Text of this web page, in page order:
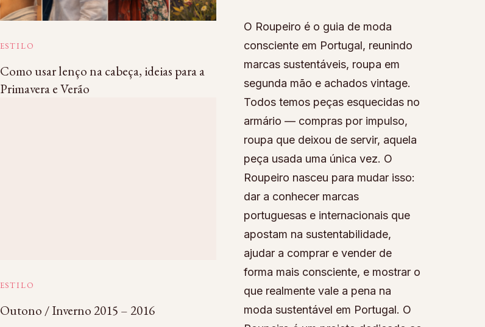
ESTILO
Como usar lenço na cabeça, ideias para a
Primavera e Verão
ESTILO
Outono / Inverno 2015 – 2016
O Roupeiro é o guia de moda
consciente em Portugal, reunindo
marcas sustentáveis, roupa em
segunda mão e achados vintage.
Todos temos peças esquecidas no
armário — compras por impulso,
roupa que deixou de servir, aquela
peça usada uma única vez. O
Roupeiro nasceu para mudar isso:
dar a conhecer marcas
portuguesas e internacionais que
apostam na sustentabilidade,
ajudar a comprar e vender de
forma mais consciente, e mostrar o
que realmente vale a pena na
moda sustentável em Portugal. O